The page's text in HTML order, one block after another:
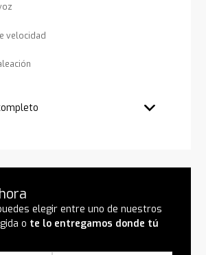
velocidad
elegir entre uno de nuestros
o te lo entregamos donde tú